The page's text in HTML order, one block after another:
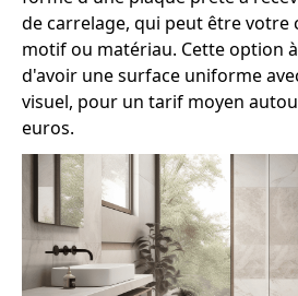
de carrelage, qui peut être votre
motif ou matériau. Cette option
d'avoir une surface uniforme
visuel, pour un tarif moyen
euros.